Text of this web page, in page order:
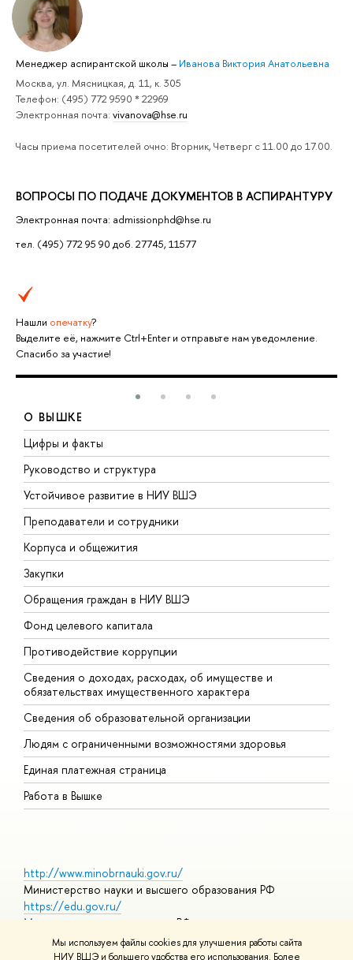
Мы используем файлы cookies для улучшения работы сайта
НИУ ВШЭ и большего удобства его использования. Более
Менеджер аспирантской школы – Иванова Виктория Анатольевна
Москва, ул. Мясницкая, д. 11, к. 305
Телефон: (495) 772 9590 * 22969
Электронная почта: vivanova@hse.ru
Часы приема посетителей очно: Вторник, Четверг с 11.00 до 17.00.
ВОПРОСЫ ПО ПОДАЧЕ ДОКУМЕНТОВ В АСПИРАНТУРУ
Электронная почта: admissionphd@hse.ru
тел. (495) 772 95 90 доб. 27745, 11577
Нашли опечатку?
Выделите её, нажмите Ctrl+Enter и отправьте нам уведомление.
Спасибо за участие!
О ВЫШКЕ
Цифры и факты
Руководство и структура
Устойчивое развитие в НИУ ВШЭ
Преподаватели и сотрудники
Корпуса и общежития
Закупки
Обращения граждан в НИУ ВШЭ
Фонд целевого капитала
Противодействие коррупции
Сведения о доходах, расходах, об имуществе и
обязательствах имущественного характера
Сведения об образовательной организации
Людям с ограниченными возможностями здоровья
Единая платежная страница
Работа в Вышке
http://www.minobrnauki.gov.ru/
Министерство науки и высшего образования РФ
https://edu.gov.ru/
Министерство просвещения РФ
https://elearning.hse.ru/mooc
Массовые открытые онлайн-курсы